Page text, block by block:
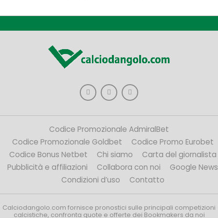
Codice Promozionale AdmiralBet
Codice Promozionale Goldbet
Codice Promo Eurobet
Codice Bonus Netbet
Chi siamo
Carta del giornalista
Pubblicità e affiliazioni
Collabora con noi
Google News
Condizioni d’uso
Contatto
Calciodangolo.com fornisce pronostici sulle principali competizioni
calcistiche, confronta quote e offerte dei Bookmakers da noi